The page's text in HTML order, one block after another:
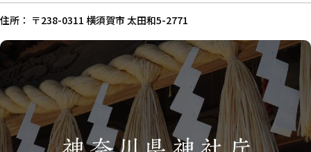
住所： 〒238-0311 横須賀市 太田和5-2771